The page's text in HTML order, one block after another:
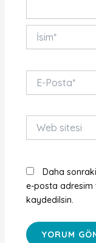
İsim*
Posta*
sitesi
Daha sonraki
e-posta adresim
kaydedilsin.